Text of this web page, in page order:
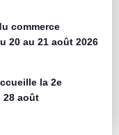
commerce
20 au 21 août 2026
la 2e
28 août